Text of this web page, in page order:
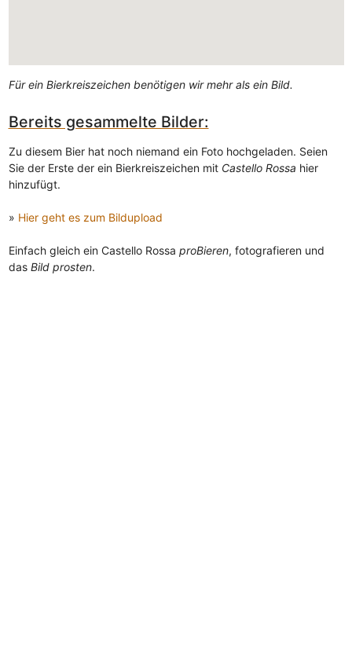
Für ein Bierkreiszeichen benötigen wir mehr als ein Bild.
Bereits gesammelte Bilder:
Zu diesem Bier hat noch niemand ein Foto hochgeladen. Seien
Sie der Erste der ein Bierkreiszeichen mit Castello Rossa hier
hinzufügt.
» Hier geht es zum Bildupload
Einfach gleich ein Castello Rossa proBieren, fotografieren und
das Bild prosten.